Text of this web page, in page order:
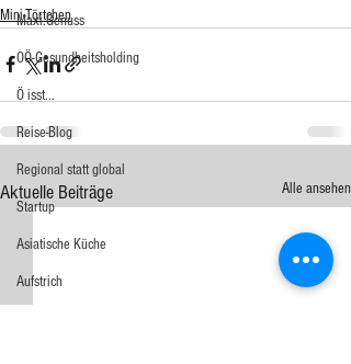
Maxi.Genuss
OÖ-Gesundheitsholding
Ö isst...
Reise-Blog
Regional statt global
Startup
Asiatische Küche
Aufstrich
Mini-Törtchen
Aktuelle Beiträge Alle ansehen